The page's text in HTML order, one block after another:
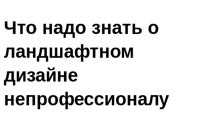
Что надо знать о
ландшафтном
дизайне
непрофессионалу